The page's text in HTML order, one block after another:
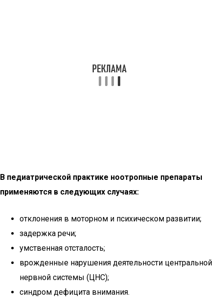
В педиатрической практике ноотропные препараты
применяются в следующих случаях:
отклонения в моторном и психическом развитии;
задержка речи;
умственная отсталость;
врожденные нарушения деятельности центральной
нервной системы (ЦНС);
синдром дефицита внимания.